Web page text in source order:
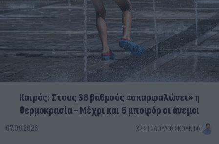
Καιρός: Στους 38 βαθμούς «σκαρφαλώνει» η
θερμοκρασία - Μέχρι και 6 μποφόρ οι άνεμοι
07.08.2026 ΧΡΙΣΤΌΔΟΥΛΟΣ ΣΚΟΎΝΤΑΣ